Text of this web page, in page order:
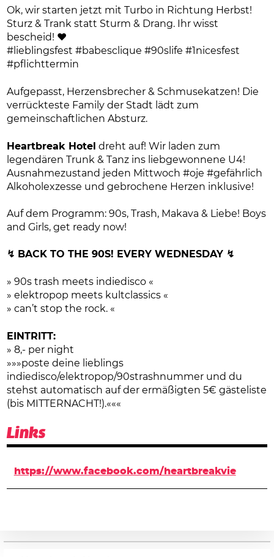
Ok, wir starten jetzt mit Turbo in Richtung Herbst!
Sturz & Trank statt Sturm & Drang. Ihr wisst
bescheid! ♥
#lieblingsfest #babesclique #90slife #1nicesfest
#pflichttermin
Aufgepasst, Herzensbrecher & Schmusekatzen! Die
verrückteste Family der Stadt lädt zum
gemeinschaftlichen Absturz.
Heartbreak Hotel dreht auf! Wir laden zum
legendären Trunk & Tanz ins liebgewonnene U4!
Ausnahmezustand jeden Mittwoch #oje #gefährlich
Alkoholexzesse und gebrochene Herzen inklusive!
Auf dem Programm: 90s, Trash, Makava & Liebe! Boys
and Girls, get ready now!
↯ BACK TO THE 90S! EVERY WEDNESDAY ↯
» 90s trash meets indiedisco «
» elektropop meets kultclassics «
» can’t stop the rock. «
EINTRITT:
» 8,- per night
»»»poste deine lieblings
indiedisco/elektropop/90strashnummer und du
stehst automatisch auf der ermäßigten 5€ gästeliste
(bis MITTERNACHT!).«««
Links
https://www.facebook.com/heartbreakvie